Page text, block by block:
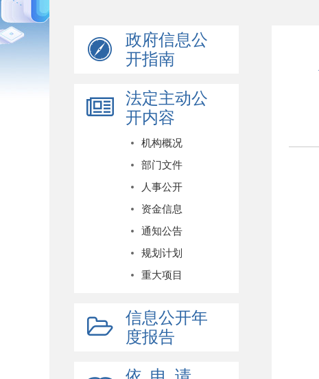
政府信息公
开指南
法定主动公
开内容
机构概况
部门文件
人事公开
资金信息
通知公告
规划计划
重大项目
信息公开年
度报告